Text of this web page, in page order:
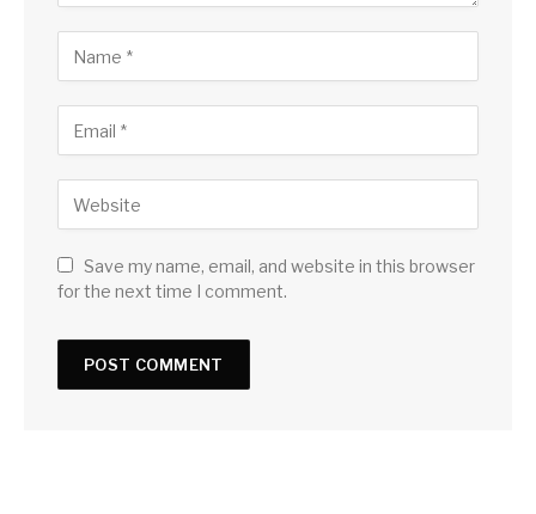
Save my name, email, and website in this browser
for the next time I comment.